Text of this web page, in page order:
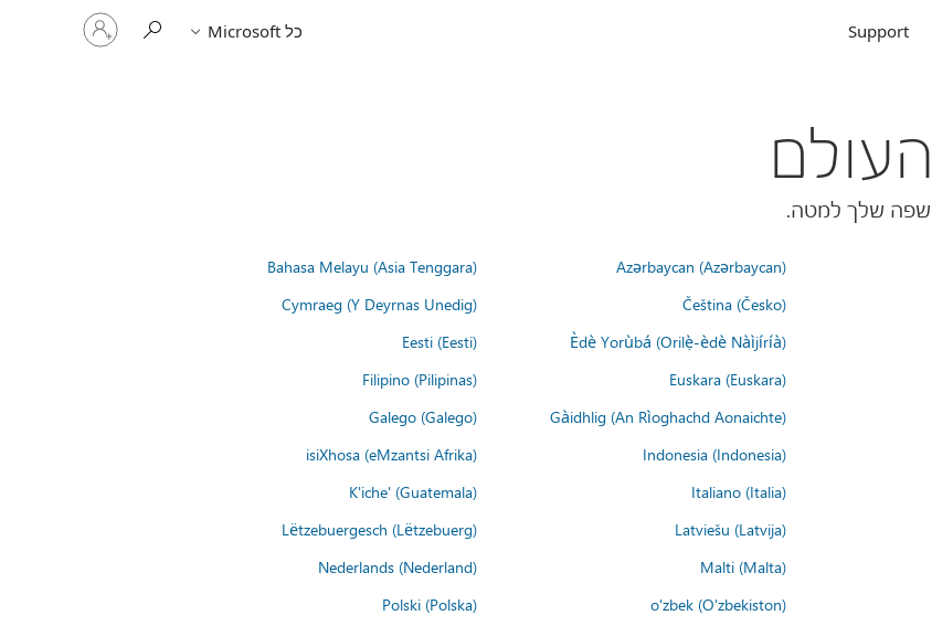
Support כל Microsoft
היכנס
לחשבון
שלך
Azərbaycan (Azərbaycan)
Bahasa Melayu (Asia Tenggara)
Čeština (Česko)
Cymraeg (Y Deyrnas Unedig)
Èdè Yorùbá (Orilẹ̀-èdè Nàìjíríà)
Eesti (Eesti)
Euskara (Euskara)
Filipino (Pilipinas)
Gàidhlig (An Rìoghachd Aonaichte)
Galego (Galego)
Indonesia (Indonesia)
isiXhosa (eMzantsi Afrika)
Italiano (Italia)
K'iche' (Guatemala)
Latviešu (Latvija)
Lëtzebuergesch (Lëtzebuerg)
Malti (Malta)
Nederlands (Nederland)
o'zbek (O'zbekiston)
Polski (Polska)